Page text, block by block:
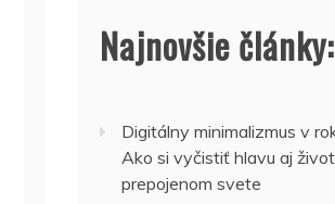
Najnovšie články:
Digitálny minimalizmus v
Ako si vyčistiť hlavu aj
prepojenom svete